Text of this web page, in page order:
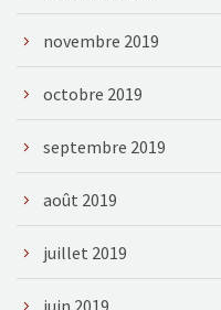
novembre 2019
octobre 2019
septembre 2019
août 2019
juillet 2019
juin 2019